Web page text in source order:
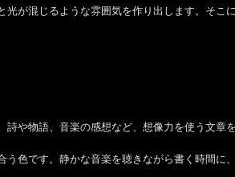
が混じるような雰囲気を作り出します。そこ
や物語、音楽の感想など、想像力を使う文章
色です。静かな音楽を聴きながら書く時間に